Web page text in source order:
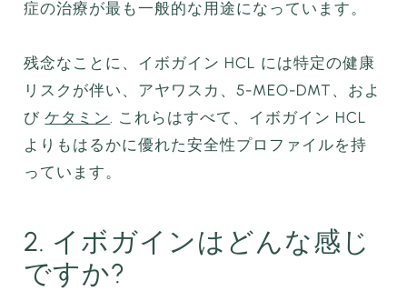
症の治療が最も一般的な用途になっています。
残念なことに、イボガイン HCL には特定の健康
リスクが伴い、アヤワスカ、5-MEO-DMT、およ
びケタミン
. これらはすべて、イボガイン HCL
よりもはるかに優れた安全性プロファイルを持
っています。
2. イボガインはどんな感じ
ですか?